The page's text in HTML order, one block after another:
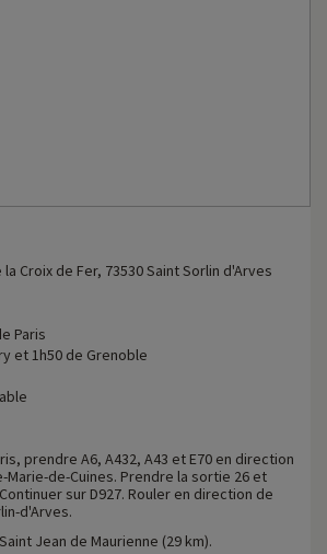
Croix de Fer, 73530 Saint Sorlin d'Arves
Paris
et 1h50 de Grenoble
prendre A6, A432, A43 et E70 en direction
Marie-de-Cuines. Prendre la sortie 26 et
sur D927. Rouler en direction de
d'Arves.
Jean de Maurienne (29 km).